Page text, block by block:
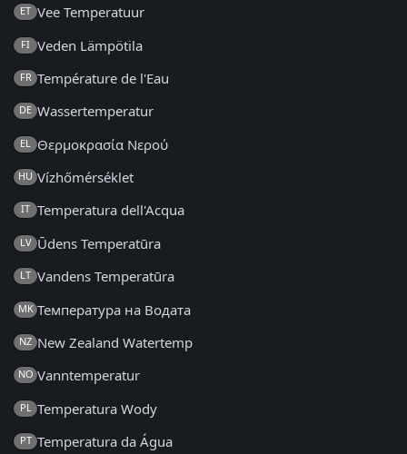
ET Vee Temperatuur
FI Veden Lämpötila
FR Température de l'Eau
DE Wassertemperatur
EL Θερμοκρασία Νερού
HU Vízhőmérséklet
IT Temperatura dell'Acqua
LV Ūdens Temperatūra
LT Vandens Temperatūra
MK Температура на Водата
NZ New Zealand Watertemp
NO Vanntemperatur
PL Temperatura Wody
PT Temperatura da Água